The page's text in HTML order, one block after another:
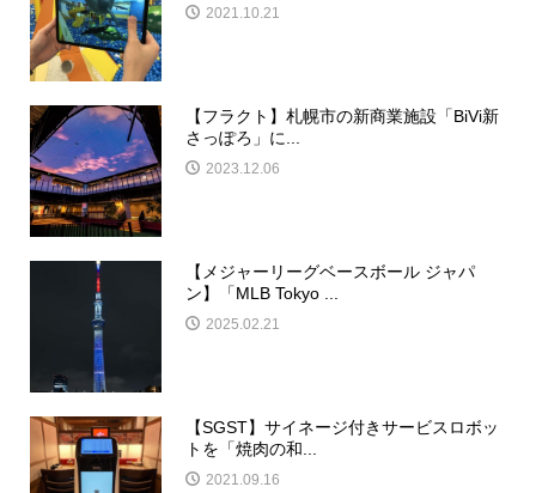
2021.10.21
【フラクト】札幌市の新商業施設「BiVi新
さっぽろ」に...
2023.12.06
【メジャーリーグベースボール ジャパ
ン】「MLB Tokyo ...
2025.02.21
【SGST】サイネージ付きサービスロボッ
トを「焼肉の和...
2021.09.16